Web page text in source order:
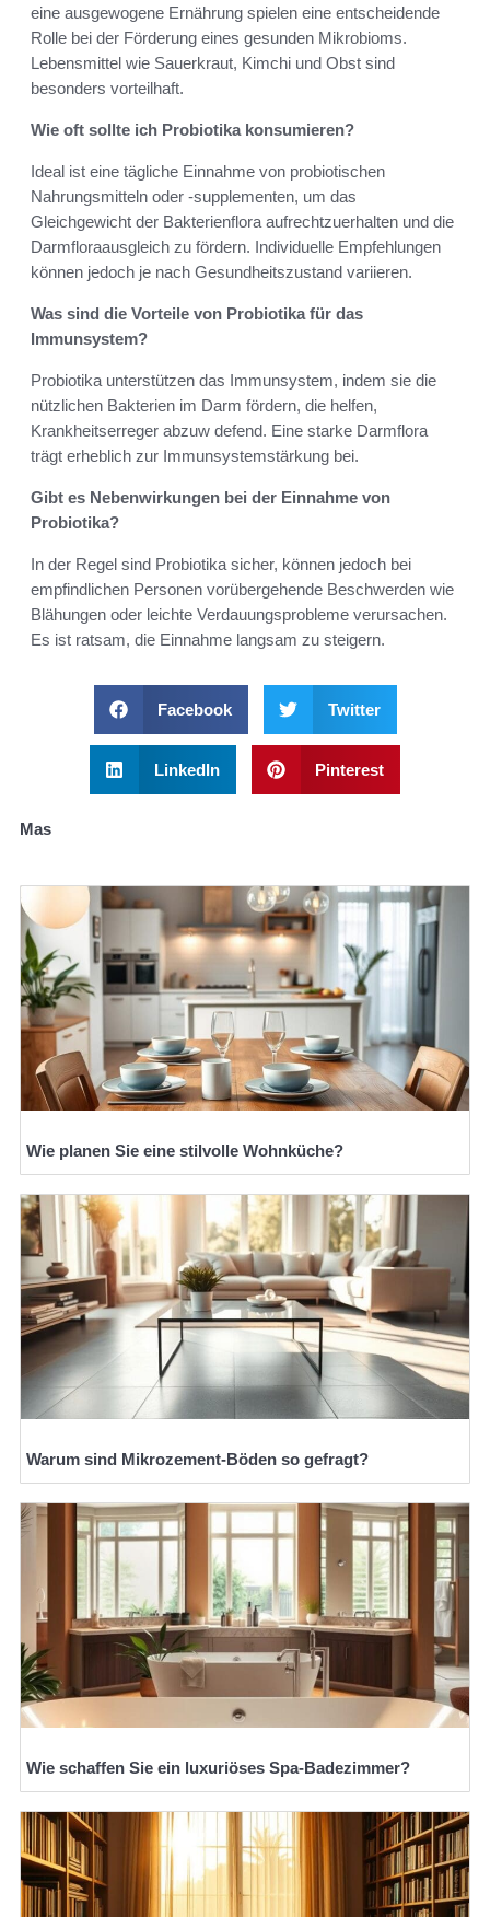
eine ausgewogene Ernährung spielen eine entscheidende
Rolle bei der Förderung eines gesunden Mikrobioms.
Lebensmittel wie Sauerkraut, Kimchi und Obst sind
besonders vorteilhaft.
Wie oft sollte ich Probiotika konsumieren?
Ideal ist eine tägliche Einnahme von probiotischen
Nahrungsmitteln oder -supplementen, um das
Gleichgewicht der Bakterienflora aufrechtzuerhalten und die
Darmfloraausgleich zu fördern. Individuelle Empfehlungen
können jedoch je nach Gesundheitszustand variieren.
Was sind die Vorteile von Probiotika für das
Immunsystem?
Probiotika unterstützen das Immunsystem, indem sie die
nützlichen Bakterien im Darm fördern, die helfen,
Krankheitserreger abzuw defend. Eine starke Darmflora
trägt erheblich zur Immunsystemstärkung bei.
Gibt es Nebenwirkungen bei der Einnahme von
Probiotika?
In der Regel sind Probiotika sicher, können jedoch bei
empfindlichen Personen vorübergehende Beschwerden wie
Blähungen oder leichte Verdauungsprobleme verursachen.
Es ist ratsam, die Einnahme langsam zu steigern.
Facebook Twitter
LinkedIn Pinterest
Mas
Wie planen Sie eine stilvolle Wohnküche?
Warum sind Mikrozement-Böden so gefragt?
Wie schaffen Sie ein luxuriöses Spa-Badezimmer?